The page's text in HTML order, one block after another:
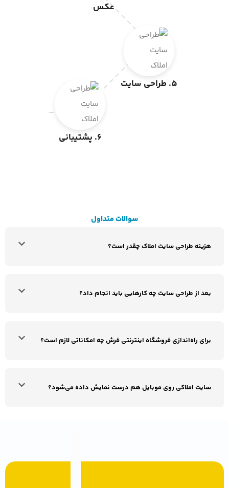
عکس
5. طراحی سایت
6. پشتیبانی
سوالات متداول
هزینه طراحی سایت املاک چقدر است؟
بعد از طراحی سایت چه کارهایی باید انجام داد؟
برای راه‌اندازی فروشگاه اینترنتی فرش چه امکاناتی لازم است؟
سایت املاکی روی موبایل هم درست نمایش داده می‌شود؟